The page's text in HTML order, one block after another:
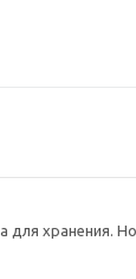
хранения.